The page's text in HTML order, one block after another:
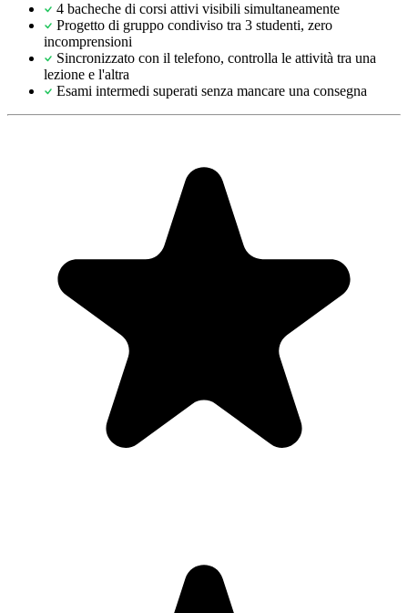
4 bacheche di corsi attivi visibili simultaneamente
Progetto di gruppo condiviso tra 3 studenti, zero
incomprensioni
Sincronizzato con il telefono, controlla le attività tra una
lezione e l'altra
Esami intermedi superati senza mancare una consegna
"Always have 101 things to do and this helps me organize and
prioritize like no other app can. It syncs to my phone and laptop, and
when I add dates to tasks, they automatically integrate into my
Google Calendar, which is immensely convenient. I can look at my
daily, weekly, and monthly overview in Google Calendar and
clearly see how much I was able to accomplish! Great tool indeed.
Excited to see how it will evolve over time."